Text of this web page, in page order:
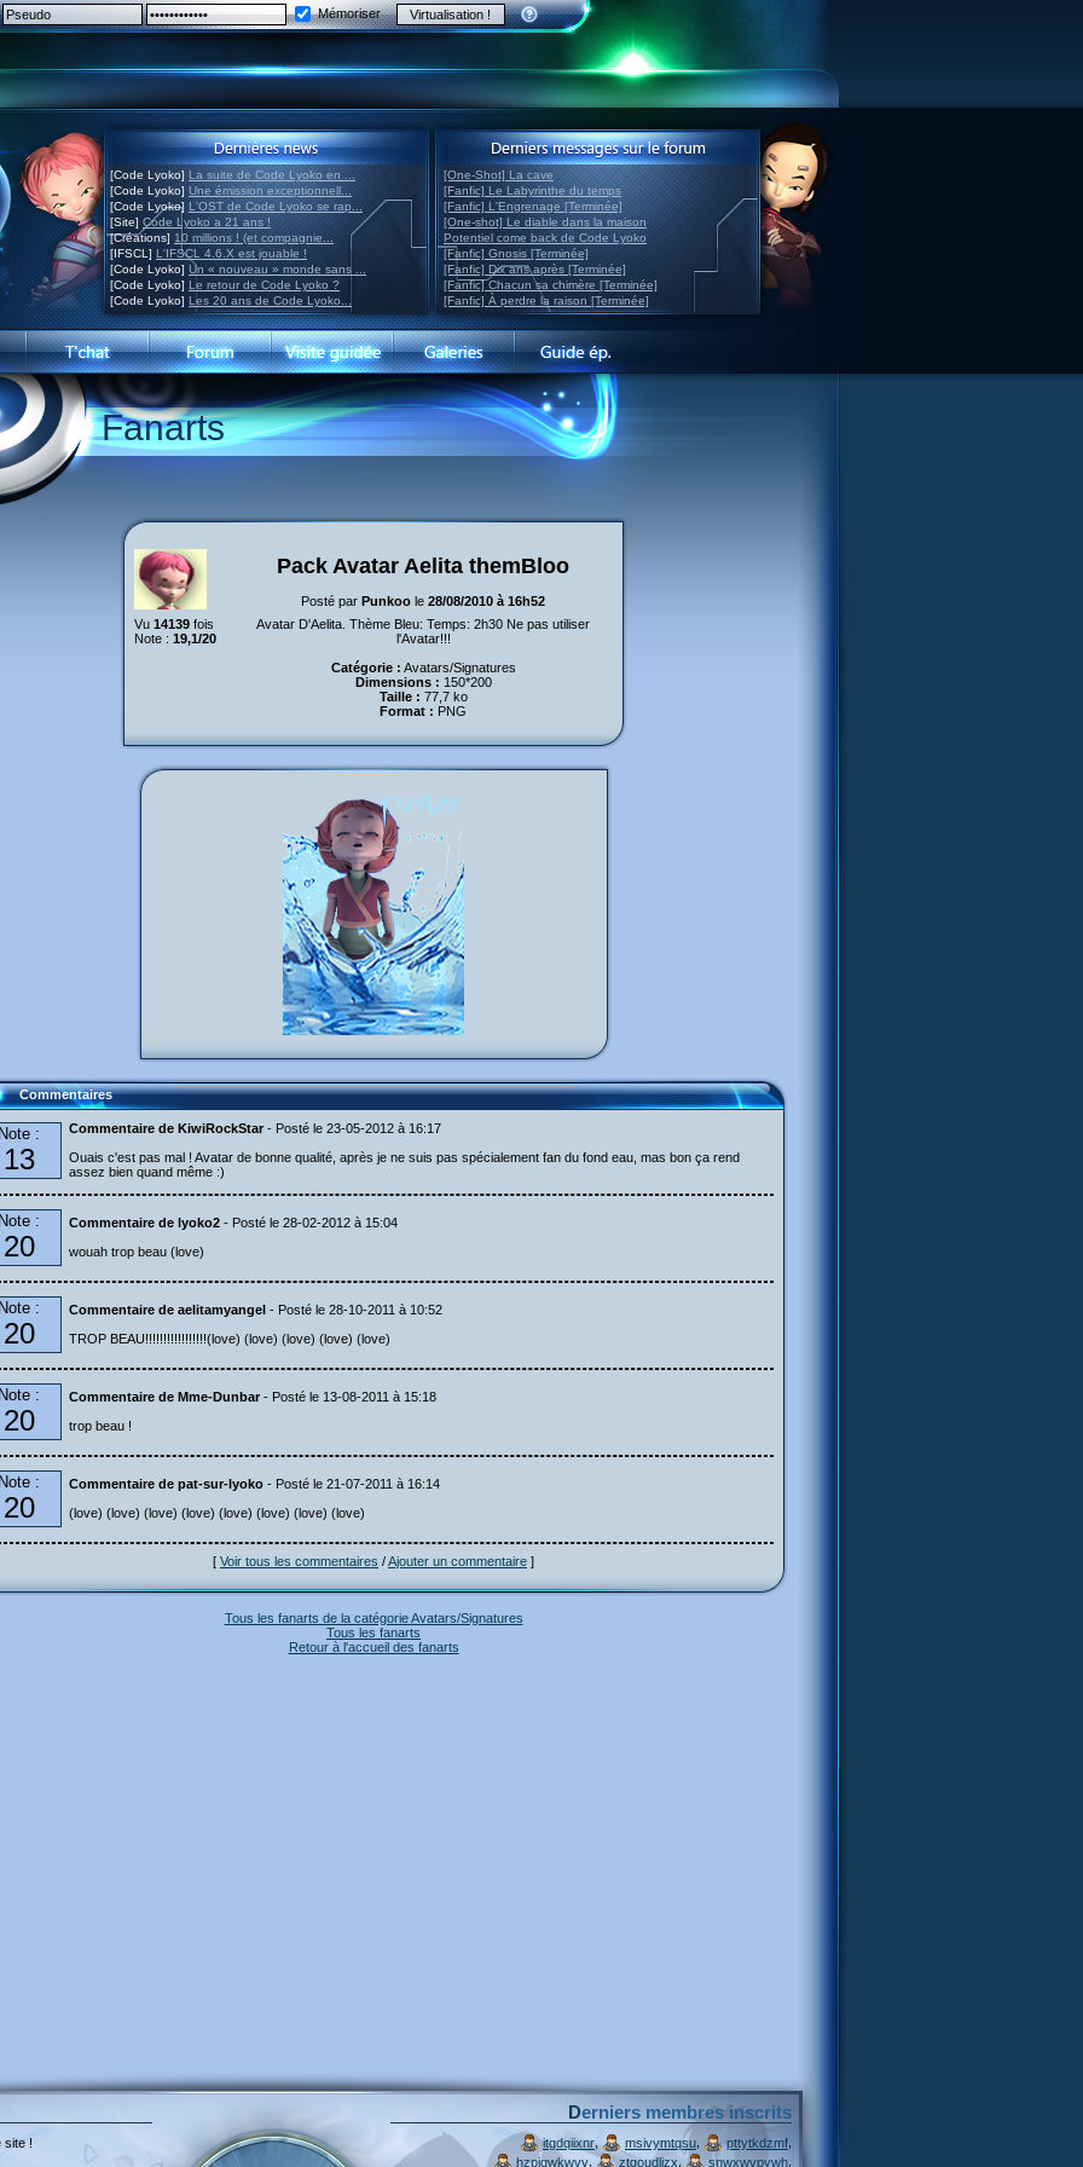
Mémoriser
[Code Lyoko] La suite de Code Lyoko en ...
[Code Lyoko] Une émission exceptionnell...
[Code Lyoko] L'OST de Code Lyoko se rap...
[Site] Code Lyoko a 21 ans !
[Créations] 10 millions ! (et compagnie...
[IFSCL] L'IFSCL 4.6.X est jouable !
[Code Lyoko] Un « nouveau » monde sans ...
[Code Lyoko] Le retour de Code Lyoko ?
[Code Lyoko] Les 20 ans de Code Lyoko...
[One-Shot] La cave
[Fanfic] Le Labyrinthe du temps
[Fanfic] L'Engrenage [Terminée]
[One-shot] Le diable dans la maison
Potentiel come back de Code Lyoko
[Fanfic] Gnosis [Terminée]
[Fanfic] Dix ans après [Terminée]
[Fanfic] Chacun sa chimère [Terminée]
[Fanfic] À perdre la raison [Terminée]
Fanarts
Pack Avatar Aelita themBloo
Posté par Punkoo le 28/08/2010 à 16h52
Vu 14139 fois
Note : 19,1/20
Avatar D'Aelita. Thème Bleu: Temps: 2h30 Ne pas utiliser
l'Avatar!!!
Catégorie : Avatars/Signatures
Dimensions : 150*200
Taille : 77,7 ko
Format : PNG
Commentaires
Note :
13
Commentaire de KiwiRockStar - Posté le 23-05-2012 à 16:17
Ouais c'est pas mal ! Avatar de bonne qualité, après je ne suis pas spécialement fan du fond eau, mas bon ça rend
assez bien quand même :)
Note :
20
Commentaire de lyoko2 - Posté le 28-02-2012 à 15:04
wouah trop beau (love)
Note :
20
Commentaire de aelitamyangel - Posté le 28-10-2011 à 10:52
TROP BEAU!!!!!!!!!!!!!!!!!(love) (love) (love) (love) (love)
Note :
20
Commentaire de Mme-Dunbar - Posté le 13-08-2011 à 15:18
trop beau !
Note :
20
Commentaire de pat-sur-lyoko - Posté le 21-07-2011 à 16:14
(love) (love) (love) (love) (love) (love) (love) (love)
[ Voir tous les commentaires /Ajouter un commentaire ]
Tous les fanarts de la catégorie Avatars/Signatures
Tous les fanarts
Retour à l'accueil des fanarts
site !
Derniers membres inscrits
itgdqiixnr msivymtqsu pttytkdzmf
hzpjqwkwvv
ztgoudljzx snwxwvpywh